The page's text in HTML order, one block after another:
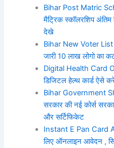
Bihar Post Matric
मैट्रिक स्कॉलरशिप
देखे
Bihar New Voter List
जारी 10 लाख लोगो का
Digital Health Card
डिजिटल हेल्थ कार्ड ऐसे
Bihar Government
सरकार की नई कोर्स
और सर्टिफिकेट
Instant E Pan Card
लिए ऑनलाइन आवेदन ,